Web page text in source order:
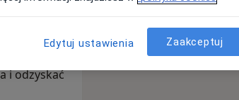
ale na
i odzyskać
Edytuj ustawienia Zaakceptuj